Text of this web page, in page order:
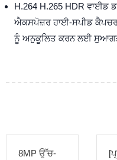
H.264 H.265 HDR ਵਾਈਡ
ਐਕਸਪੋਜ਼ਰ ਹਾਈ-ਸਪੀਡ
ਨੂੰ ਅਨੁਕੂਲਿਤ ਕਰਨ ਲਈ
8MP ਉੱਚ-